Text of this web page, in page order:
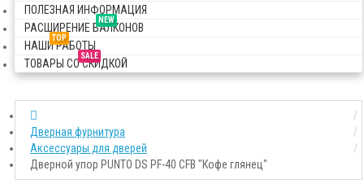
ПОЛЕЗНАЯ ИНФОРМАЦИЯ
NEW
РАСШИРЕНИЕ БАЛКОНОВ
TOP
НАШИ РАБОТЫ
SALE
ТОВАРЫ СО СКИДКОЙ
Дверная фурнитура
Аксессуары для дверей
Дверной упор PUNTO DS PF-40 CFB "Кофе глянец"